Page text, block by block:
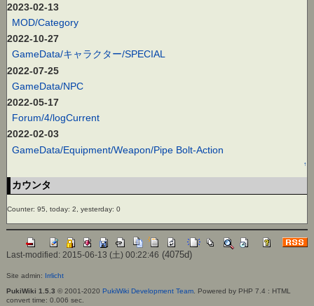
2023-02-13
MOD/Category
2022-10-27
GameData/キャラクター/SPECIAL
2022-07-25
GameData/NPC
2022-05-17
Forum/4/logCurrent
2022-02-03
GameData/Equipment/Weapon/Pipe Bolt-Action
↑
カウンタ
Counter: 95, today: 2, yesterday: 0
Last-modified: 2015-06-13 (土) 00:22:46 (4075d)
Site admin: Irrlicht
PukiWiki 1.5.3 © 2001-2020 PukiWiki Development Team. Powered by PHP 7.4 : HTML
convert time: 0.006 sec.